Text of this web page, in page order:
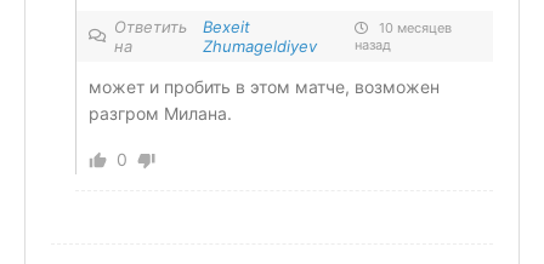
Ответить
на
Bexeit
Zhumageldiyev
10 месяцев
назад
может и пробить в этом матче, возможен
разгром Милана.
0